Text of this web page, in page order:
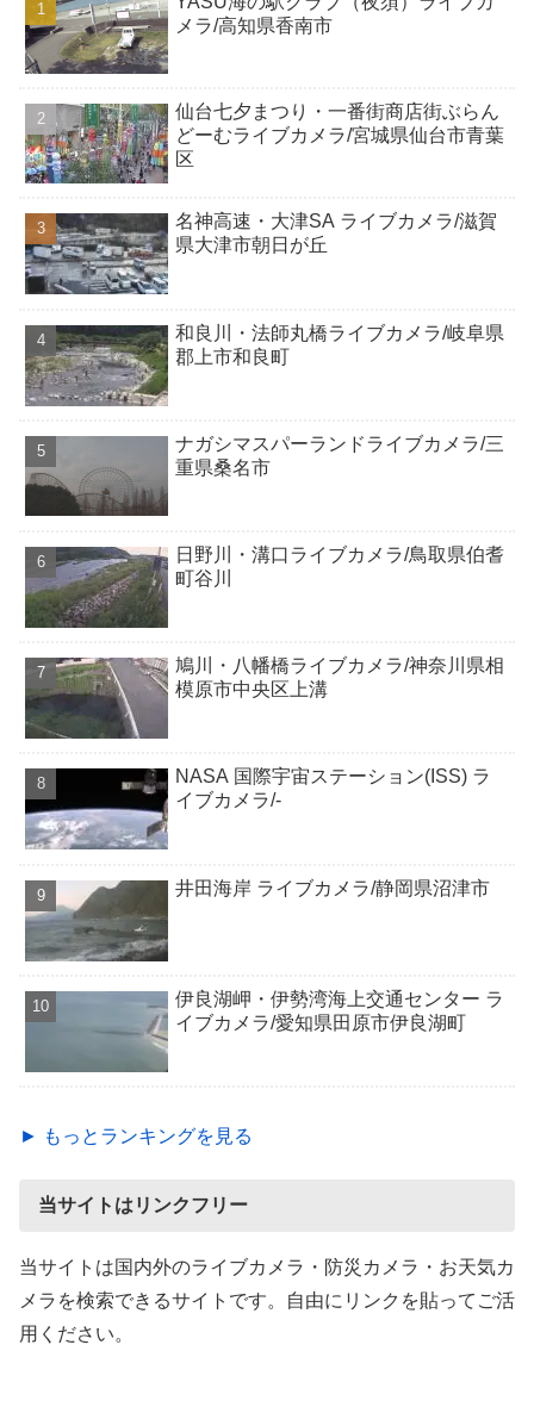
メラ/高知県香南市
仙台七夕まつり・一番街商店街ぶらん
どーむライブカメラ/宮城県仙台市青葉
区
名神高速・大津SA ライブカメラ/滋賀
県大津市朝日が丘
和良川・法師丸橋ライブカメラ/岐阜県
郡上市和良町
ナガシマスパーランドライブカメラ/三
重県桑名市
日野川・溝口ライブカメラ/鳥取県伯耆
町谷川
鳩川・八幡橋ライブカメラ/神奈川県相
模原市中央区上溝
NASA 国際宇宙ステーション(ISS) ラ
イブカメラ/-
井田海岸 ライブカメラ/静岡県沼津市
伊良湖岬・伊勢湾海上交通センター ラ
イブカメラ/愛知県田原市伊良湖町
► もっとランキングを見る
当サイトはリンクフリー
当サイトは国内外のライブカメラ・防災カメラ・お天気カ
メラを検索できるサイトです。自由にリンクを貼ってご活
用ください。